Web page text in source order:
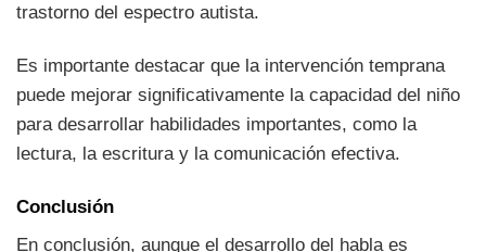
trastorno del espectro autista.
Es importante destacar que la intervención temprana
puede mejorar significativamente la capacidad del niño
para desarrollar habilidades importantes, como la
lectura, la escritura y la comunicación efectiva.
Conclusión
En conclusión, aunque el desarrollo del habla es